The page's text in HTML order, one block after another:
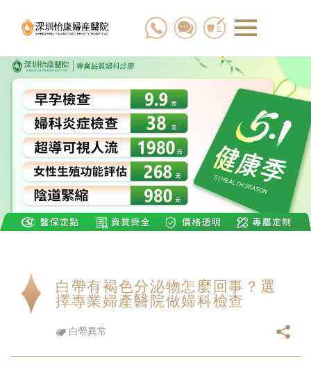
白帶有褐色分泌物怎麼回事？選
擇專業婦產醫院做婦科檢查
白帶異常